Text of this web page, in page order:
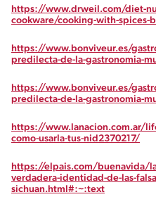
https://www.drweil.com/diet-
cookware/cooking-with-spices-
https://www.bonviveur.es/
predilecta-de-la-gastronomia-
https://www.bonviveur.es/
predilecta-de-la-gastronomia-
https://www.lanacion.com.ar/
como-usarla-tus-nid2370217/
https://elpais.com/buenavida/
verdadera-identidad-de-las-
sichuan.html#:~:text